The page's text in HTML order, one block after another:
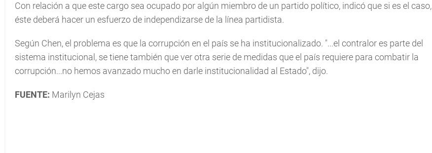
Con relación a que este cargo sea ocupado por algún miembro de un partido político, indicó que si es el caso,
éste deberá hacer un esfuerzo de independizarse de la línea partidista.
Según Chen, el problema es que la corrupción en el país se ha institucionalizado. "...el contralor es parte del
sistema institucional, se tiene también que ver otra serie de medidas que el país requiere para combatir la
corrupción...no hemos avanzado mucho en darle institucionalidad al Estado", dijo.
FUENTE: Marilyn Cejas